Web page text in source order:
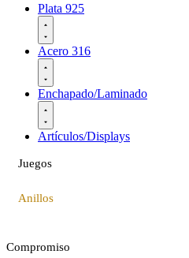
Plata 925
Acero 316
Enchapado/Laminado
Artículos/Displays
Juegos
Anillos
Compromiso